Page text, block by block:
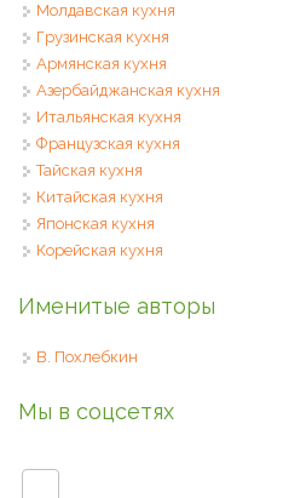
Молдавская кухня
Грузинская кухня
Армянская кухня
Азербайджанская кухня
Итальянская кухня
Французская кухня
Тайская кухня
Китайская кухня
Японская кухня
Корейская кухня
Именитые авторы
В. Похлебкин
Мы в соцсетях